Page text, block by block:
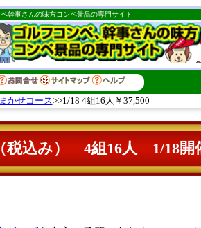
幹事さんの味方コンペ景品の専門サイト
かせコース>>1/18 4組16人￥37,500
税込み） 4組16人 1/18開